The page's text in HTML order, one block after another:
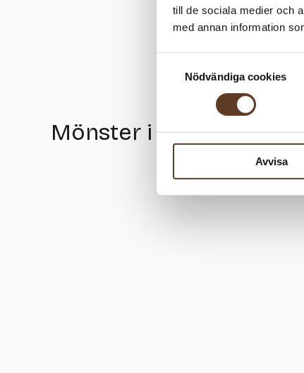
till de sociala medier och
med annan information
Nödvändiga cookies
Avvisa
Mönster i